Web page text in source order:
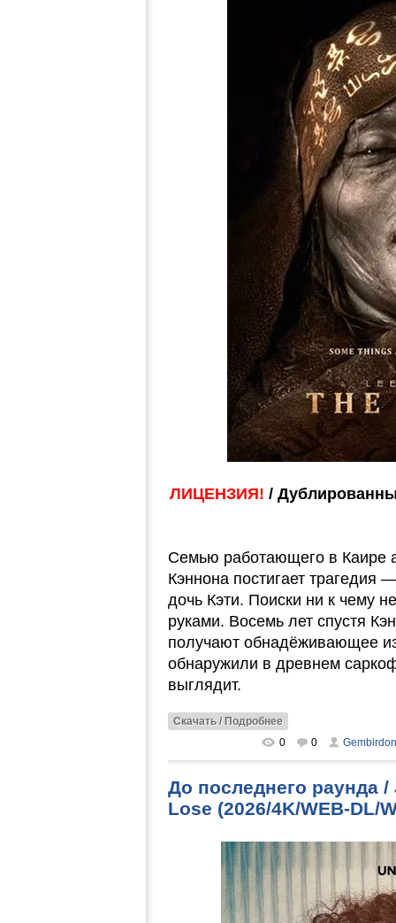
ЛИЦЕНЗИЯ! /
Семью работающего в Каире
Кэннона постигает трагедия
дочь Кэти. Поиски ни к чему
руками. Восемь лет спустя
получают обнадёживающее
обнаружили в древнем
выглядит.
Скачать / Подробнее
0
0 Gembirdon
До последнего раунда
Lose (2026/4K/WEB-DL/